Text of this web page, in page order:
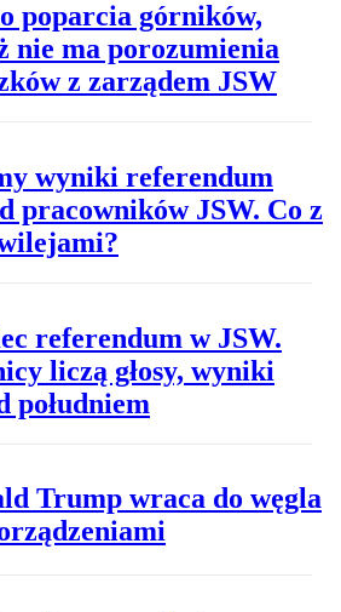
poparcia górników,
nie ma porozumienia
z zarządem JSW
wyniki referendum
pracowników JSW. Co z
referendum w JSW.
liczą głosy, wyniki
południem
Trump wraca do węgla